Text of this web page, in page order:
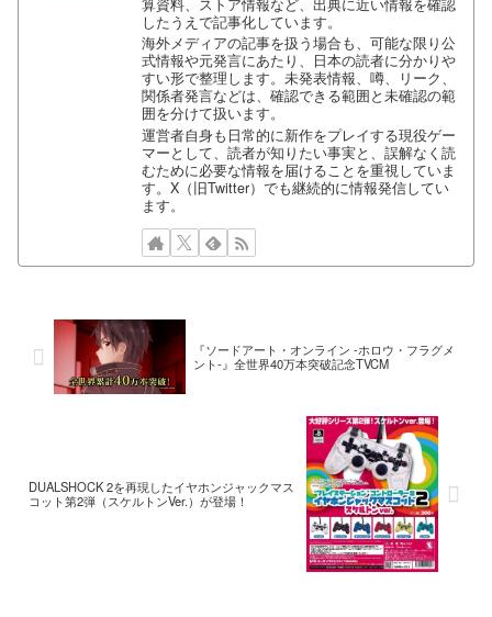
算資料、ストア情報など、出典に近い情報を確認
したうえで記事化しています。
海外メディアの記事を扱う場合も、可能な限り公
式情報や元発言にあたり、日本の読者に分かりや
すい形で整理します。未発表情報、噂、リーク、
関係者発言などは、確認できる範囲と未確認の範
囲を分けて扱います。
運営者自身も日常的に新作をプレイする現役ゲー
マーとして、読者が知りたい事実と、誤解なく読
むために必要な情報を届けることを重視していま
す。X（旧Twitter）でも継続的に情報発信してい
ます。
『ソードアート・オンライン -ホロウ・フラグメ
ント-』全世界40万本突破記念TVCM
DUALSHOCK 2を再現したイヤホンジャックマス
コット第2弾（スケルトンVer.）が登場！